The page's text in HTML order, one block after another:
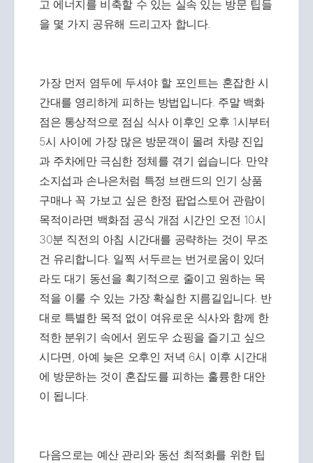
고 에너지를 비축할 수 있는 실속 있는 방문 팁들
을 몇 가지 공유해 드리고자 합니다.
가장 먼저 염두에 두셔야 할 포인트는 혼잡한 시
간대를 영리하게 피하는 방법입니다. 주말 백화
점은 통상적으로 점심 식사 이후인 오후 1시부터
5시 사이에 가장 많은 방문객이 몰려 차량 진입
과 주차에만 극심한 정체를 겪기 쉽습니다. 만약
소지섭과 손나은처럼 특정 브랜드의 인기 상품
구매나 꼭 가보고 싶은 한정 팝업스토어 관람이
목적이라면 백화점 공식 개점 시간인 오전 10시
30분 직전의 아침 시간대를 공략하는 것이 무조
건 유리합니다. 일찍 서두르는 번거로움이 있더
라도 대기 동선을 획기적으로 줄이고 원하는 목
적을 이룰 수 있는 가장 확실한 지름길입니다. 반
대로 특별한 목적 없이 여유로운 식사와 함께 한
적한 분위기 속에서 윈도우 쇼핑을 즐기고 싶으
시다면, 아예 늦은 오후인 저녁 6시 이후 시간대
에 방문하는 것이 혼잡도를 피하는 훌륭한 대안
이 됩니다.
다음으로는 예산 관리와 동선 최적화를 위한 팁